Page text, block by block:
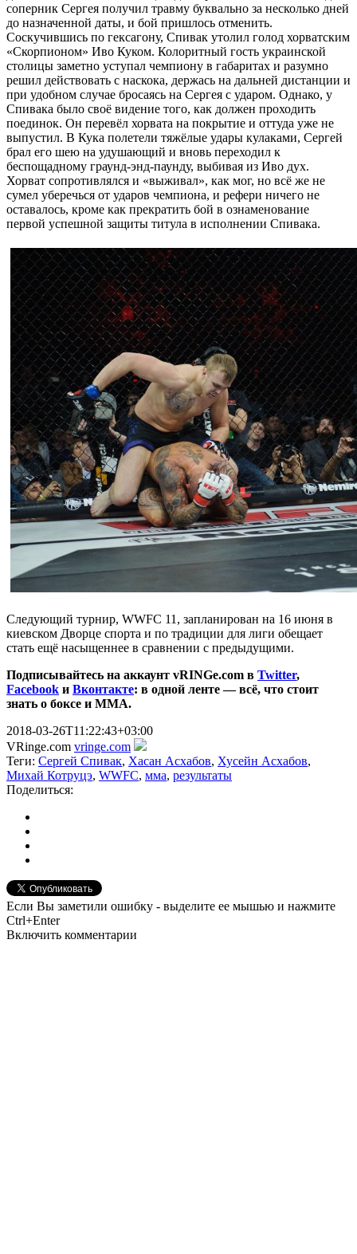
соперник Сергея получил травму буквально за несколько дней
до назначенной даты, и бой пришлось отменить.
Соскучившись по гексагону, Спивак утолил голод хорватским
«Скорпионом» Иво Куком. Колоритный гость украинской
столицы заметно уступал чемпиону в габаритах и разумно
решил действовать с наскока, держась на дальней дистанции и
при удобном случае бросаясь на Сергея с ударом. Однако, у
Спивака было своё видение того, как должен проходить
поединок. Он перевёл хорвата на покрытие и оттуда уже не
выпустил. В Кука полетели тяжёлые удары кулаками, Сергей
брал его шею на удушающий и вновь переходил к
беспощадному граунд-энд-паунду, выбивая из Иво дух.
Хорват сопротивлялся и «выживал», как мог, но всё же не
сумел уберечься от ударов чемпиона, и рефери ничего не
оставалось, кроме как прекратить бой в ознаменование
первой успешной защиты титула в исполнении Спивака.
Следующий турнир, WWFC 11, запланирован на 16 июня в
киевском Дворце спорта и по традиции для лиги обещает
стать ещё насыщеннее в сравнении с предыдущими.
Подписывайтесь на аккаунт vRINGe.com в Twitter,
Facebook и Вконтакте: в одной ленте — всё, что стоит
знать о боксе и ММА.
2018-03-26T11:22:43+03:00
VRinge.com vringe.com
Теги: Сергей Спивак, Хасан Асхабов, Хусейн Асхабов,
Михай Котруцэ, WWFC, мма, результаты
Поделиться:
Если Вы заметили ошибку - выделите ее мышью и нажмите
Ctrl+Enter
Включить комментарии